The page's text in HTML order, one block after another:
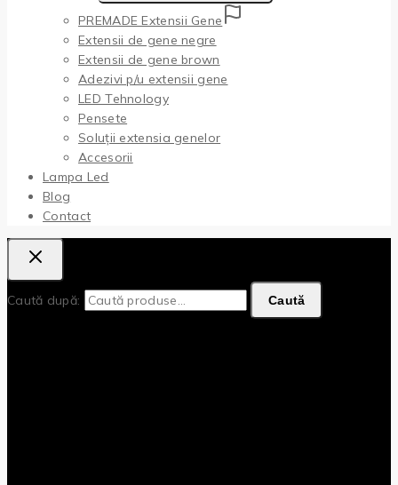
PREMADE Extensii Gene
Extensii de gene negre
Extensii de gene brown
Adezivi p/u extensii gene
LED Tehnology
Pensete
Soluții extensia genelor
Accesorii
Lampa Led
Blog
Contact
Caută după: Caută